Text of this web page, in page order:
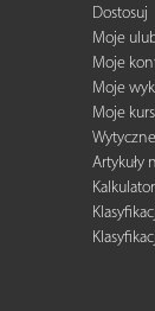
Dostosuj
Moje
Moje
Moje
Moje
Wytyczne
Artykuły